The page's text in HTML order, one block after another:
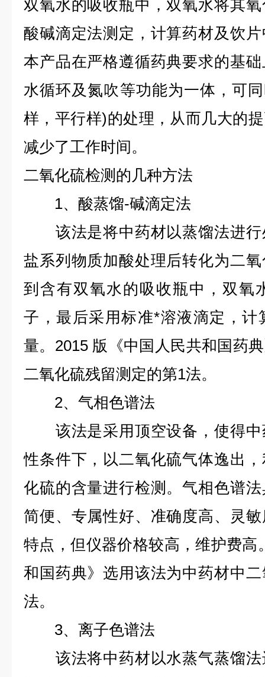
双氧水的吸收瓶中，双氧水将其
酸碱滴定法测定，计算药材及饮
本产品在严格遵循药典要求的基
水循环及氮吹等功能为一体，可
样，平行样)的处理，从而几大的
减少了工作时间。
二氧化硫检测的几种方法
1、酸蒸馏-碱滴定法
该法是将中药材以蒸馏法进行
盐系列物质加酸处理后转化为二
到含有双氧水的吸收瓶中，双氧
子，最后采用标准*溶液滴定，计
量。2015 版《中国人民共和国药
二氧化硫残留测定的第1法。
2、气相色谱法
该法是采用顶空设备，使得中
性条件下，以二氧化硫气体逸出
化硫的含量进行检测。气相色谱
简便、专属性好、准确度高、灵
特点，但仪器价格较高，维护费高
和国药典》选用该法为中药材中
法。
3、离子色谱法
该法将中药材以水蒸气蒸馏法